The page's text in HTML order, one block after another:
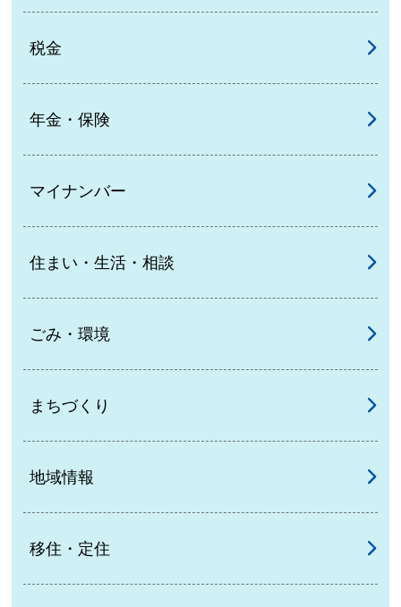
税金
年金・保険
マイナンバー
住まい・生活・相談
ごみ・環境
まちづくり
地域情報
移住・定住